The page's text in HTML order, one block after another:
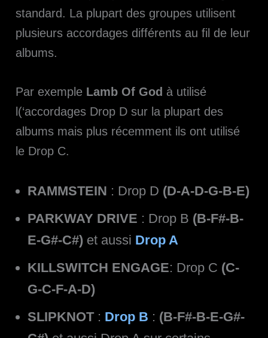
standard. La plupart des groupes utilisent
plusieurs accordages différents au fil de leur
albums.
Par exemple Lamb Of God à utilisé
l(‘accordages Drop D sur la plupart des
albums mais plus récemment ils ont utilisé
le Drop C.
RAMMSTEIN : Drop D (D-A-D-G-B-E)
PARKWAY DRIVE : Drop B (B-F#-B-
E-G#-C#) et aussi Drop A
KILLSWITCH ENGAGE: Drop C (C-
G-C-F-A-D)
SLIPKNOT: Drop B : (B-F#-B-E-G#-